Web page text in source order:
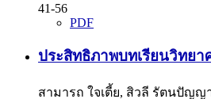
41-56
PDF
ประสิทธิภาพบทเรียนวิทย
สามารถ ใจเตี้ย, สิวลี รัตนปัญญ